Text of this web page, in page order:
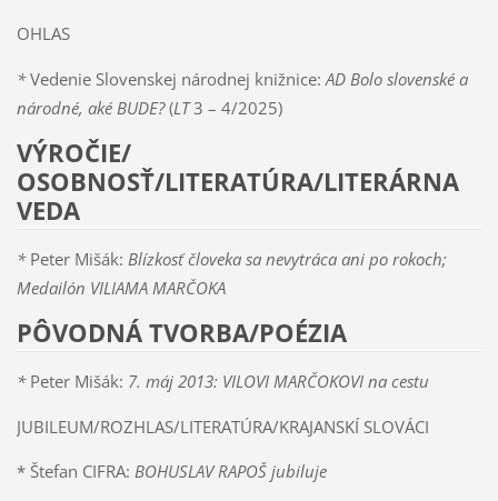
OHLAS
*Vedenie Slovenskej národnej knižnice: AD Bolo slovenské a
národné, aké BUDE?(LT3 – 4/2025)
VÝROČIE/
OSOBNOSŤ/LITERATÚRA/LITERÁRNA
VEDA
* Peter Mišák: Blízkosť človeka sa nevytráca ani po rokoch;
Medailón VILIAMA MARČOKA
PÔVODNÁ TVORBA/POÉZIA
* Peter Mišák: 7. máj 2013: VILOVI MARČOKOVI na cestu
JUBILEUM/ROZHLAS/LITERATÚRA/KRAJANSKÍ SLOVÁCI
* Štefan CIFRA: BOHUSLAV RAPOŠ jubiluje